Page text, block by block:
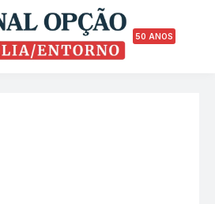
50 ANOS